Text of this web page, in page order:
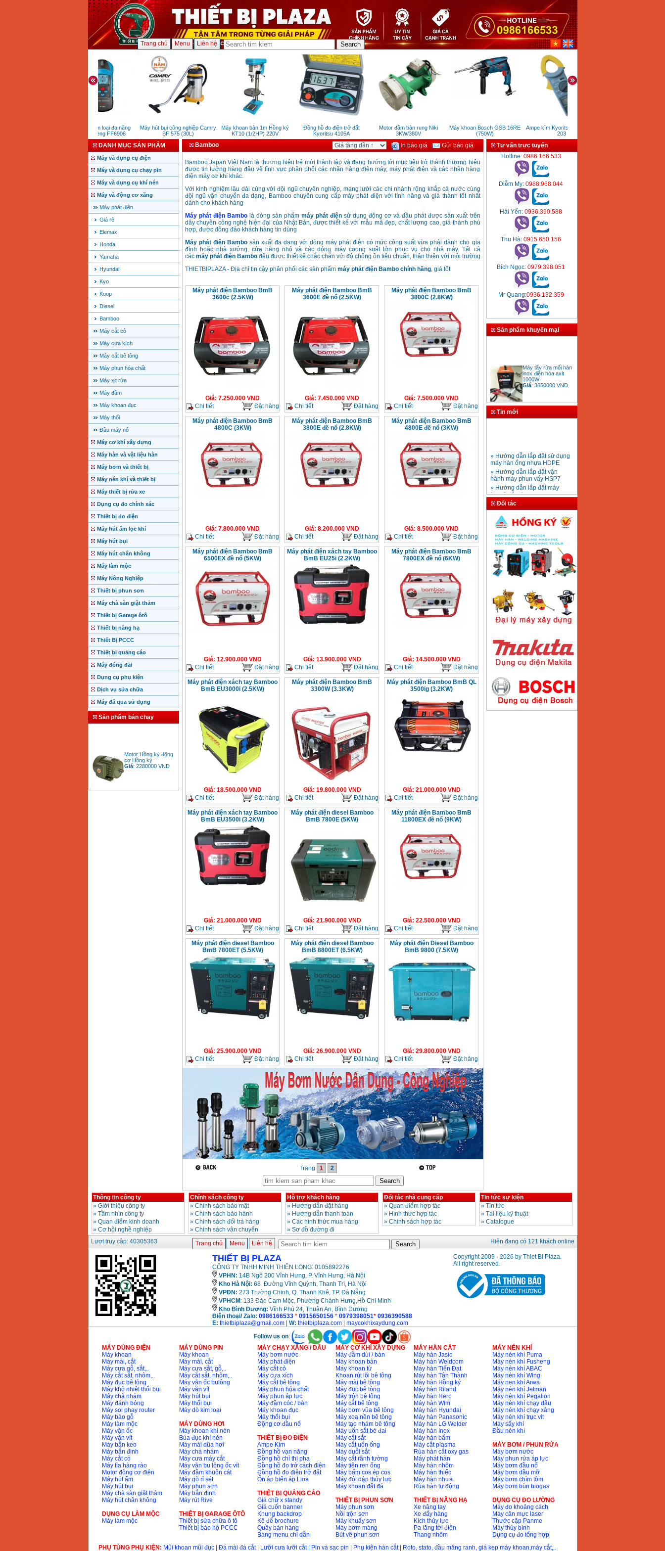
Trang chủ Menu Liên hệ
Máy dò kim loại đa năng
Dongcheng FF6906
Máy hút bụi công nghiệp Camry
BF 575 (30L)
Máy khoan bàn 1m Hồng ký
KT10 (1/2HP) 220V
Đồng hồ đo điện trở đất
Kyoritsu 4105A
Motor đầm bàn rung Niki
3KW/380V
Máy khoan Bosch GSB 16RE
(750W)
Ampe kìm Kyoritsu Kew Snap
203
DANH MỤC SẢN PHẨM
Máy và dụng cụ điện
Máy và dụng cụ chạy pin
Máy và dụng cụ khí nén
Máy và động cơ xăng
Máy phát điện
Giá rẻ
Elemax
Honda
Yamaha
Hyundai
Kyo
Koop
Diesel
Bamboo
Máy cắt cỏ
Máy cưa xích
Máy cắt bê tông
Máy phun hóa chất
Máy xịt rửa
Máy đầm
Máy khoan đục
Máy thổi
Đầu máy nổ
Máy cơ khí xây dựng
Máy hàn và vật liệu hàn
Máy bơm và thiết bị
Máy nén khí và thiết bị
Máy thiết bị rửa xe
Dụng cụ đo chính xác
Thiết bị đo điện
Máy hút ẩm lọc khí
Máy hút bụi
Máy hút chân không
Máy làm mộc
Máy Nông Nghiệp
Thiết bị phun sơn
Máy chà sàn giặt thảm
Thiết bị Garage ôtô
Thiết bị nâng hạ
Thiết Bị PCCC
Thiết bị quảng cáo
Máy đóng đai
Dụng cụ phụ kiện
Dịch vụ sửa chữa
Máy đã qua sử dụng
Sản phẩm bán chạy
Motor Hồng ký động
cơ Hồng ký
Giá:2280000
Bamboo In báo giá Gửi báo giá
Bamboo Japan Việt Nam là thương hiệu trẻ mới thành lập và đang hướng tới mục tiêu trở thành thương hiệu
được tin tưởng hàng đầu về lĩnh vực phân phối các nhãn hàng điện máy, máy phát điện và các nhãn hàng
điện máy cơ khí khác.
Với kinh nghiệm lâu dài cùng với đội ngũ chuyên nghiệp, mạng lưới các chi nhánh rộng khắp cả nước cùng
đội ngũ vận chuyển đa dạng, Bamboo chuyên cung cấp máyphát điện với tính năng và giá thành tốt nhất
dành cho khách hàng
Máy phát điện Bambolà dòng sản phẩm máy phát điện sử dụng động cơ và đầu phát được sản xuất trên
dây chuyền công nghệ hiện đại của Nhật Bản, được thiết kế với mẫu mã đẹp, chất lượng cao, giá thành phù
hợp, được đông đảo khách hàng tin dùng
Máy phát điện Bambosản xuất đa dạng với dòng máy phát điện có mức công suất vừa phải dành cho gia
đình hoặc nhà xưởng, cửa hàng nhỏ và các dóng máy coong suất lớn phục vụ cho nhà máy. Tất cả
các máyphát điện Bambođều được thiết kế chắc chắn với độ chống ồn tiêu chuẩn, thân thiện với môi trường
THIETBIPLAZA - Địa chỉ tin cậy phân phối các sản phẩm máy phát điện Bambochính hãng, giá tốt
Máy phát điện Bamboo BmB
3600c (2.5KW)
Giá: 7.250.000 VND
Chi tiết
Đặt hàng
Máy phát điện Bamboo BmB
3600E đề nổ (2.5KW)
Giá: 7.450.000 VND
Chi tiết
Đặt hàng
Máy phát điện Bamboo BmB
3800C (2.8KW)
Giá: 7.500.000 VND
Chi tiết
Đặt hàng
Máy phát điện Bamboo BmB
4800C (3KW)
Giá: 7.800.000 VND
Chi tiết
Đặt hàng
Máy phát điện Bamboo BmB
3800E đề nổ (2.8KW)
Giá: 8.200.000 VND
Chi tiết
Đặt hàng
Máy phát điện Bamboo BmB
4800E đề nổ (3KW)
Giá: 8.500.000 VND
Chi tiết
Đặt hàng
Máy phát điện Bamboo BmB
6500EX đề nổ (5KW)
Giá: 12.900.000VND
Chi tiết
Đặt hàng
Máy phát điện xách tay Bamboo
BmB EU25i (2.2KW)
Giá: 13.900.000VND
Chi tiết
Đặt hàng
Máy phát điện Bamboo BmB
7800EX đề nổ (6KW)
Giá: 14.500.000VND
Chi tiết
Đặt hàng
Máy phát điện xách tay Bamboo
BmB EU3000i (2.5KW)
Giá: 18.500.000VND
Chi tiết
Đặt hàng
Máy phát điện Bamboo BmB
3300W (3.3KW)
Giá: 19.800.000VND
Chi tiết
Đặt hàng
Máy phát điện Bamboo BmB QL
3500ig (3.2KW)
Giá: 21.000.000VND
Chi tiết
Đặt hàng
Máy phát điện xách tay Bamboo
BmB EU3500i (3.2KW)
Giá: 21.000.000VND
Chi tiết
Đặt hàng
Máy phát điện diesel Bamboo
BmB 7800E (5KW)
Giá: 21.900.000VND
Chi tiết
Đặt hàng
Máy phát điện Bamboo BmB
11800EX đề nổ (9KW)
Giá: 22.500.000VND
Chi tiết
Đặt hàng
Máy phát điện diesel Bamboo
BmB 7800ET (5.5KW)
Giá: 25.900.000VND
Chi tiết
Đặt hàng
Máy phát điện diesel Bamboo
BmB 8800ET (6.5KW)
Giá: 26.900.000VND
Chi tiết
Đặt hàng
Máy phát điện Diesel Bamboo
BmB 9800 (7.5KW)
Giá: 29.800.000VND
Chi tiết
Đặt hàng
Trang 1 2
Tư vấn trực tuyến
Hotline: 0986.166.533
Diễm My: 0988.968.044
Hải Yến: 0936.390.588
Thu Hà: 0915.650.156
Bích Ngọc: 0979.398.051
Mr Quang:0936.132.359
Sản phẩm khuyến mại
Máy tẩy rửa mối hàn
inox điện hóa axit
1000W
Giá:3650000
Mũi khoan rút lõi bê
tông D20-D350
Giá:330000VND
600mm Hồng Ký
Giá:3290000VND
Máy hàn que Hồng
ký Jet SR200R
Giá:2350000 VND
Máy hàn que điện tử
Hồng ký HK 200Z
Giá:2770000 VND
Máy hàn que điện tử
Hồng Ký HKM200D
Giá:2890000VND
Máy hàn que điện tử
Tin mới
» Hướng dẫn lắp đặt sử dụng
máy hàn ống nhựa HDPE
» Hướng dẫn lắp đặt vận
hành máy phun vẩy HSP7
» Hướng dẫn lắp đặt máy
bơm ly tâm trục ngang
» Máy nén khí Jetman
» HDSD Máy Hàn Ống Nhựa
HDPE quay tay thủy lực
» Đại lý bán Máy hàn
» Máy khoan rút lõi cầm tay
chạy điện pin
» Hình thức thanh toán tại
Thiết Bị Plaza
» Máy ổn áp, máy biến áp
Fushin
cắt kim loại Plasma
Đối tác
Thông tin công ty
» Giới thiệu công ty
» Tầm nhìn công ty
» Quan điểm kinh doanh
» Cơ hội nghề nghiệp
Chính sách công ty
» Chính sách bảo mật
» Chính sách bảo hành
» Chinh sách đổi trả hàng
» Chính sách vận chuyển
Hỗ trợ khách hàng
» Hướng dẫn đặt hàng
» Hướng dẫn thanh toán
» Các hình thức mua hàng
» Sơ đồ đường đi
Đối tác nhà cung cấp
» Quan điểm hợp tác
» Hình thức hợp tác
» Chính sách hợp tác
Tin tức sự kiện
» Tin tức
» Tài liệu kỹ thuật
» Catalogue
Lượt truy cập: 40305363 Trang chủ Menu Liên hệ Hiện đang có 121 khách online
THIẾT BỊ PLAZA
CÔNG TY TNHH MINH THIÊN LONG: 0105892276
VPHN: 14B Ngõ 200 Vĩnh Hưng, P. Vĩnh Hưng, Hà Nội
Kho Hà Nội: 68 Đường Vĩnh Quỳnh, Thanh Trì, Hà Nội
VPĐN: 273 Trường Chinh, Q. Thanh Khê, TP. Đà Nẵng
VPHCM : 133 Đào Cam Mộc, Phường Chánh Hưng,Hồ Chí Minh
Kho Bình Dương: Vĩnh Phú 24, Thuận An, Bình Dương
Điện thoại/ Zalo: 0986166533 * 0915650156* 0979398051* 0936390588
E: thietbiplaza@gmail.com| W: thietbiplaza.com| maycokhixaydung.com
Copyright 2009 - 2026 by Thiet Bi Plaza.
All right reserved.
Follow us on:
MÁY DÙNG ĐIỆN
Máy khoan
Máy mài, cắt
Máy cưa gỗ, sắt,..
Máy cắt sắt, nhôm,..
Máy đục bê tông
Máy khò nhiệt thổi bụi
Máy chà nhám
Máy đánh bóng
Máy soi phay router
Máy bào gỗ
Máy làm mộc
Máy vặn ốc
Máy vặn vít
Máy bắn keo
Máy bắn đinh
Máy cắt cỏ
Máy tỉa hàng rào
Motor động cơ điện
Máy hút ẩm
Máy hút bụi
Máy chà sàn giặt thảm
Máy hút chân không
DỤNG CỤ LÀM MỘC
Máy làm mộc
MÁY DÙNG PIN
Máy khoan
Máy mài, cắt
Máy cưa sắt, gỗ,..
Máy cắt sắt, nhôm,..
Máy vặn ốc bulông
Máy vặn vít
Máy hút bụi
Máy thổi bụi
Máy dò kim loại
MÁY DÙNG HƠI
Máy khoan khí nén
Búa đục khí nén
Máy mài dũa hơi
Máy chà nhám
Máy cưa máy cắt
Máy vặn bu lông ốc vít
Máy đầm khuôn cát
Máy gõ rỉ sét
Máy phun sơn
Máy bắn đinh
Máy rút Rive
THIÊT BỊ GARAGE ÔTÔ
Thiết bị sửa chữa ô tô
Thiết bị bảo hộ PCCC
MÁY CHẠY XĂNG / DẦU
Máy bơm nước
Máy phát điện
Máy cắt cỏ
Máy cưa xích
Máy cắt bê tông
Máy phun hóa chất
Máy phun áp lực
Máy đầm cóc / bàn
Máy khoan đục
Máy thổi bụi
Động cơ đầu nổ
THIÊT BỊ ĐO ĐIỆN
Ampe Kìm
Đồng hồ vạn năng
Đồng hồ chỉ thị pha
Đồng hồ đo trở cách điện
Đồng hồ đo điện trở đất
Ổn áp biến áp Lioa
THIỆT BỊ QUẢNG CÁO
Giá chữ x standy
Giá cuốn banner
Khung backdrop
Kệ để brochure
Quầy bán hàng
Bảng menu chỉ dẫn
MÁY CƠ KHÍ XÂY DỰNG
Máy đầm dùi / bàn
Máy khoan bàn
Máy khoan từ
Khoan rút lõi bê tông
Máy mài bê tông
Máy đục bê tông
Máy trộn bê tông
Máy cắt bê tông
Máy bơm vũa bê tông
Máy xoa nền bê tông
Máy tạo nhám bê tông
Máy uốn sắt bẻ đai
Máy cắt sắt
Máy cắt uốn ống
Máy duỗi sắt
Máy cắt rãnh tường
Máy tiện ren ống
Máy bấm cos ép cos
Máy đột dập thủy lực
Máy khoan đất đá
THIẾT BỊ PHUN SƠN
Máy phun sơn
Nồi trộn sơn
Máy khuấy sơn
Máy bơm màng
Bút vẽ phun sơn
MÁY HÀN CẮT
Máy hàn Jasic
Máy hàn Weldcom
Máy hàn Tiến Đạt
Máy hàn Tân Thành
Máy hàn Hồng ký
Máy hàn Riland
Máy hàn Hero
Máy hàn Wim
Máy hàn Hyundai
Máy hàn Panasonic
Máy hàn LG Welder
Máy hàn Inox
Máy hàn bấm
Máy cắt plasma
Rùa hàn cắt oxy gas
Máy phát hàn
Máy hàn nhôm
Máy hàn thiếc
Máy hàn nhựa
Rùa hàn tự động
THIẾT BỊ NÂNG HẠ
Xe nâng tay
Xe đẩy hàng
Kích thủy lực
Pa lăng tời điện
Thang nhôm
MÁY NÉN KHÍ
Máy nén khí Puma
Máy nén khí Fusheng
Máy nén khí ABAC
Máy nén khí Wing
Máy nen khí Arwa
Máy nén khí Jetman
Máy nén khí Pegalion
Máy nén khí chạy dầu
Máy nén khí chạy xăng
Máy nén khí trục vít
Máy sấy khí
Đầu nén khí
MÁY BƠM / PHUN RỬA
Máy bơm nước
Máy phun rửa áp lực
Máy bơm đầu nổ
Máy bơm dầu mỡ
Máy bơm chìm tõm
Máy bơm bùn biogas
DỤNG CỤ ĐO LƯỜNG
Máy đo khoảng cách
Máy cân mực laser
Thước cặp Panme
Máy thủy bình
Dụng cụ đo tổng hợp
PHỤ TÙNG PHỤ KIỆN: Mũi khoan mũi đục| Đá mài đá cắt| Lưỡi cưa lưỡi cắt| Pin và sạc pin Phụ kiện hàn cắt| Roto, stato, đầu măng ranh, giá kẹp máy khoan,máy cắt,..